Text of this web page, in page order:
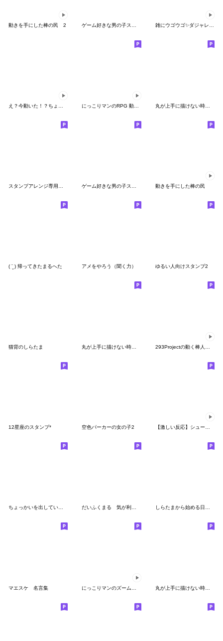
動きを手にした棒の民 2 ゲーム好きな男の子スタンプvol.2 雑にウゴウゴ✨ダジャレくん
丸が上手に描けない時に現れる幻のアイツ02
動きを手にした棒の民
( ¨̮ ) 帰ってきたまるへた アメをやろう（聞く力） ゆるい人向けスタンプ2
猫背のしらたま
12星座のスタンプ* 空色パーカーの女の子2
ちょっかいを出していくスタイル だいふくまる 気が利くミニスタンプ。 しらたまから始める日常生活2
マエスケ 名言集 丸が上手に描けない時に現れる幻のアイツ01